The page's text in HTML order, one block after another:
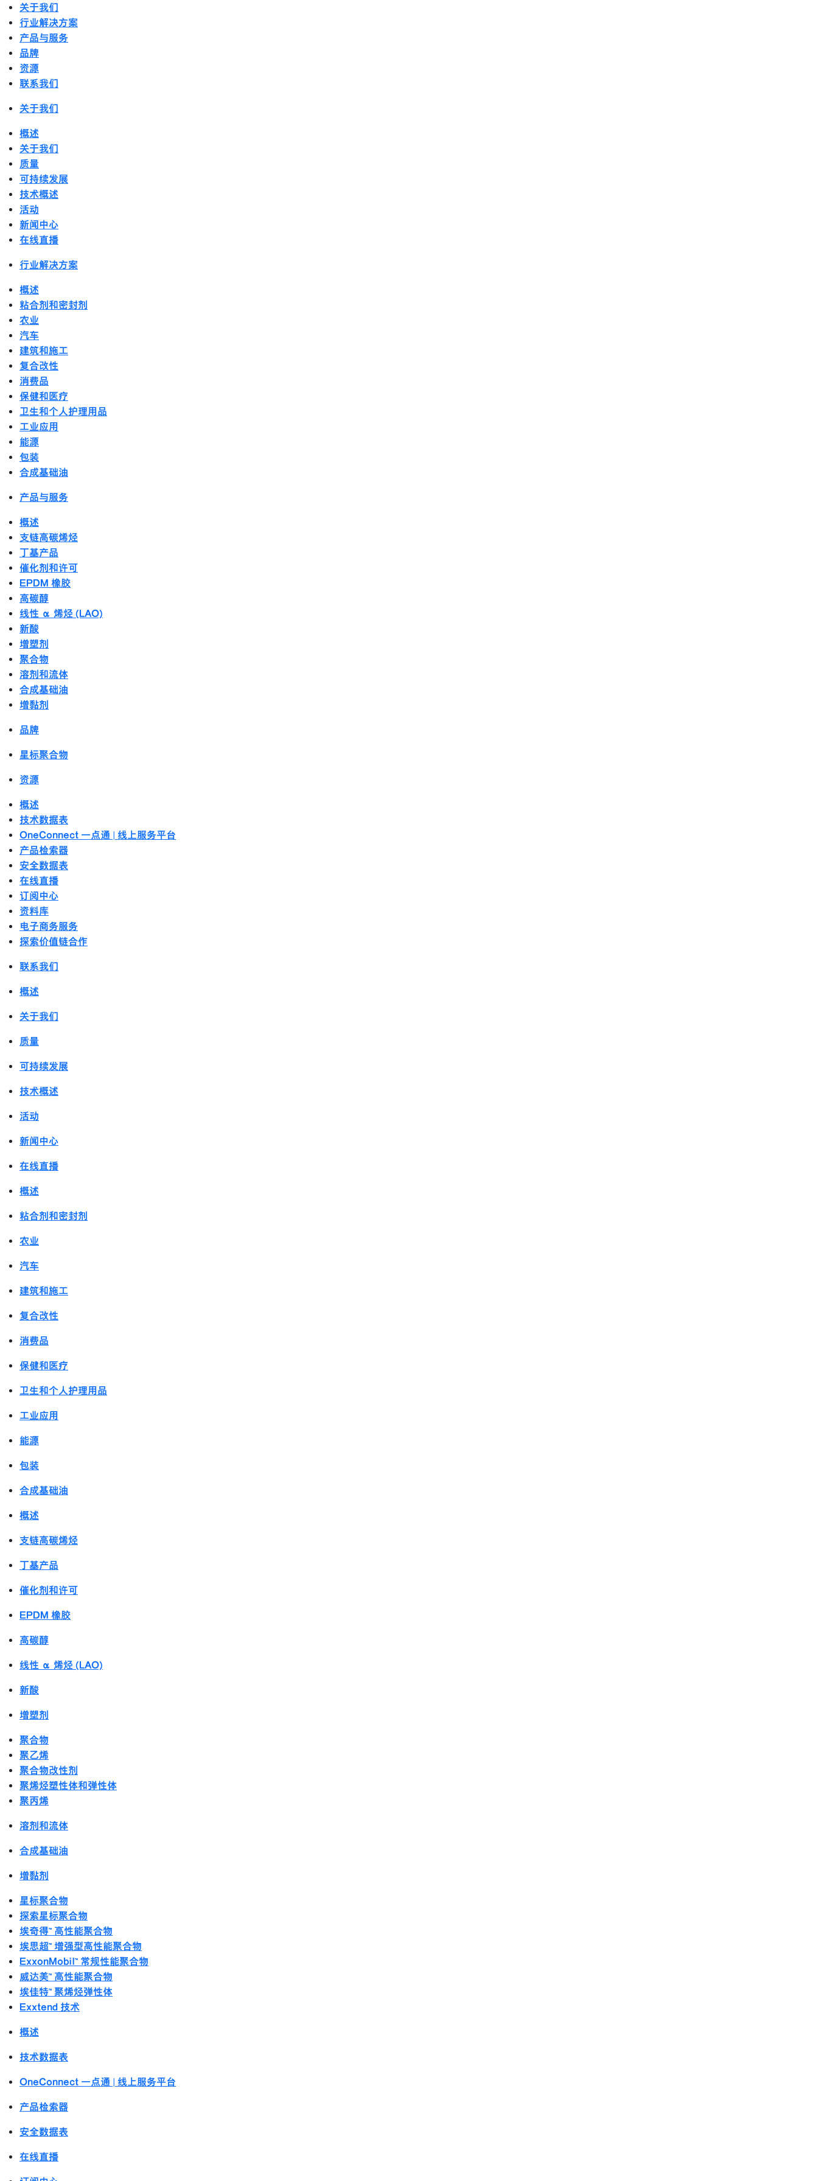
关于我们
行业解决方案
产品与服务
品牌
资源
联系我们
关于我们
概述
关于我们
质量
可持续发展
技术概述
活动
新闻中心
在线直播
行业解决方案
概述
粘合剂和密封剂
农业
汽车
建筑和施工
复合改性
消费品
保健和医疗
卫生和个人护理用品
工业应用
能源
包装
合成基础油
产品与服务
概述
支链高碳烯烃
丁基产品
催化剂和许可
EPDM 橡胶
高碳醇
线性 α 烯烃 (LAO)
新酸
增塑剂
聚合物
溶剂和流体
合成基础油
增黏剂
品牌
星标聚合物
资源
概述
技术数据表
OneConnect 一点通 | 线上服务平台
产品检索器
安全数据表
在线直播
订阅中心
资料库
电子商务服务
探索价值链合作
联系我们
概述
关于我们
质量
可持续发展
技术概述
活动
新闻中心
在线直播
概述
粘合剂和密封剂
农业
汽车
建筑和施工
复合改性
消费品
保健和医疗
卫生和个人护理用品
工业应用
能源
包装
合成基础油
概述
支链高碳烯烃
丁基产品
催化剂和许可
EPDM 橡胶
高碳醇
线性 α 烯烃 (LAO)
新酸
增塑剂
聚合物
聚乙烯
聚合物改性剂
聚烯烃塑性体和弹性体
聚丙烯
溶剂和流体
合成基础油
增黏剂
星标聚合物
探索星标聚合物
埃奇得™ 高性能聚合物
埃思超™ 增强型高性能聚合物
ExxonMobil™ 常规性能聚合物
威达美™ 高性能聚合物
埃佳特™ 聚烯烃弹性体
Exxtend 技术
概述
技术数据表
OneConnect 一点通 | 线上服务平台
产品检索器
安全数据表
在线直播